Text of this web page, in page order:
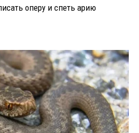
оперу и спеть арию